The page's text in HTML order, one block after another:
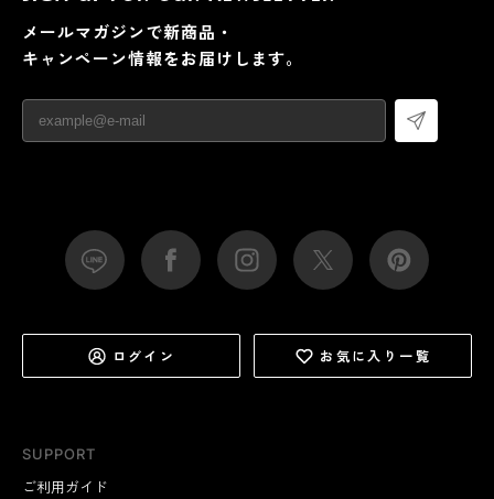
SUPPORT
ご利用ガイド
メールマガジンで新商品・
キャンペーン情報をお届けします。
ログイン お気に入り一覧